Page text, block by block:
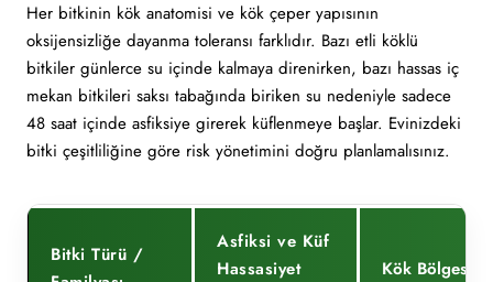
Her bitkinin kök anatomisi ve kök çeper yapısının
oksijensizliğe dayanma toleransı farklıdır. Bazı etli köklü
bitkiler günlerce su içinde kalmaya direnirken, bazı hassas iç
mekan bitkileri saksı tabağında biriken su nedeniyle sadece
48 saat içinde asfiksiye girerek küflenmeye başlar. Evinizdeki
bitki çeşitliliğine göre risk yönetimini doğru planlamalısınız.
Bitki Türü /
Asfiksi ve Küf
Hassasiyet
Kök